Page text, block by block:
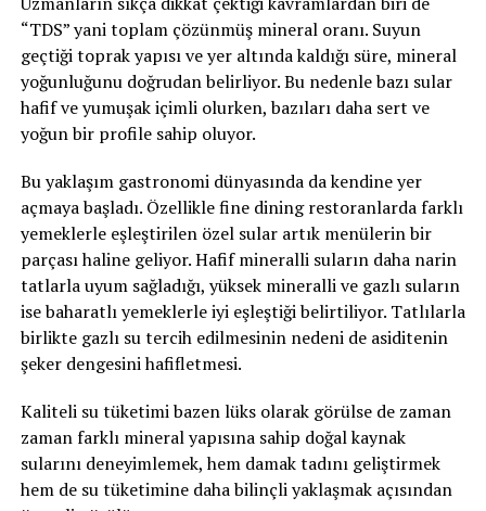
“TDS” yani toplam çözünmüş mineral oranı. Suyun
geçtiği toprak yapısı ve yer altında kaldığı süre, mineral
yoğunluğunu doğrudan belirliyor. Bu nedenle bazı sular
hafif ve yumuşak içimli olurken, bazıları daha sert ve
yoğun bir profile sahip oluyor.
Bu yaklaşım gastronomi dünyasında da kendine yer
açmaya başladı. Özellikle fine dining restoranlarda farklı
yemeklerle eşleştirilen özel sular artık menülerin bir
parçası haline geliyor. Hafif mineralli suların daha narin
tatlarla uyum sağladığı, yüksek mineralli ve gazlı suların
ise baharatlı yemeklerle iyi eşleştiği belirtiliyor. Tatlılarla
birlikte gazlı su tercih edilmesinin nedeni de asiditenin
şeker dengesini hafifletmesi.
Kaliteli su tüketimi bazen lüks olarak görülse de zaman
zaman farklı mineral yapısına sahip doğal kaynak
sularını deneyimlemek, hem damak tadını geliştirmek
hem de su tüketimine daha bilinçli yaklaşmak açısından